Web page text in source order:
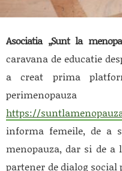
Asociatia „Sunt la
caravana de educatie
a creat prima
https://
informa femeile, de a
menopauza, dar si de
partener de dialog